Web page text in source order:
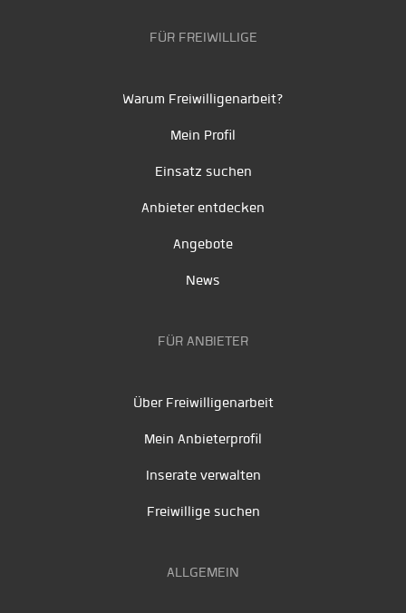
FÜR FREIWILLIGE
Warum Freiwilligenarbeit?
Mein Profil
Einsatz suchen
Anbieter entdecken
Angebote
News
FÜR ANBIETER
Über Freiwilligenarbeit
Mein Anbieterprofil
Inserate verwalten
Freiwillige suchen
ALLGEMEIN